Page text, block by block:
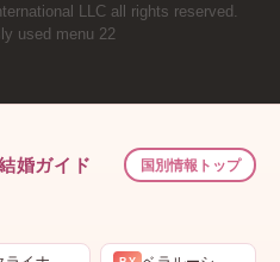
LLC all rights reserved.
used menu 22
婚ガイド 国別情報トップ